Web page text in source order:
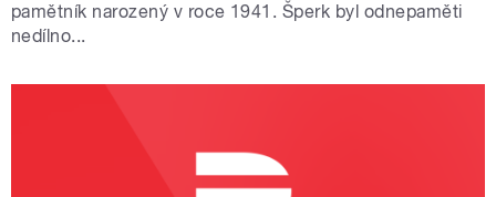
pamětník narozený v roce 1941. Šperk byl odnepaměti
nedílno...